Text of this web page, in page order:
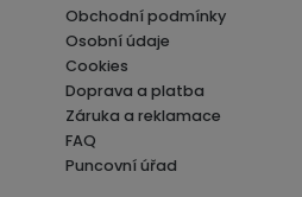
Obchodní podmínky
Osobní údaje
Cookies
Doprava a platba
Záruka a reklamace
FAQ
Puncovní úřad